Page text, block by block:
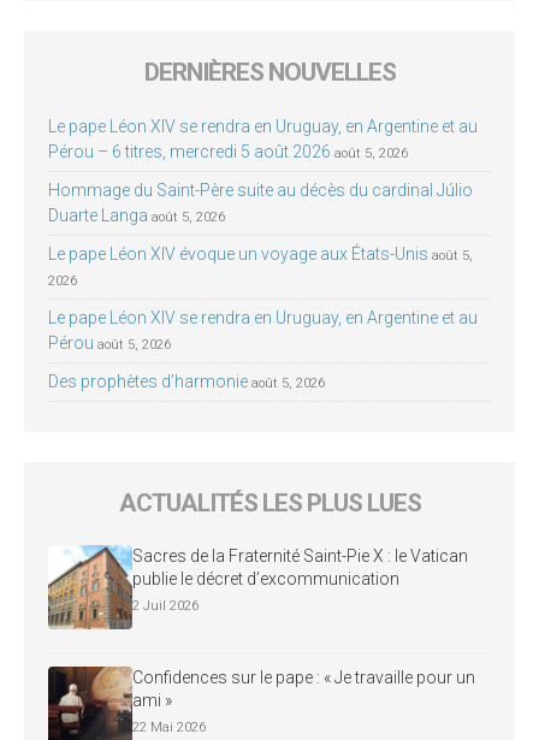
DERNIÈRES NOUVELLES
Le pape Léon XIV se rendra en Uruguay, en Argentine et au
Pérou – 6 titres, mercredi 5 août 2026 août 5, 2026
Hommage du Saint-Père suite au décès du cardinal Júlio
Duarte Langa août 5, 2026
Le pape Léon XIV évoque un voyage aux États-Unis août 5,
2026
Le pape Léon XIV se rendra en Uruguay, en Argentine et au
Pérou août 5, 2026
Des prophètes d’harmonie août 5, 2026
ACTUALITÉS LES PLUS LUES
Sacres de la Fraternité Saint-Pie X : le Vatican
publie le décret d’excommunication
2 Juil 2026
Confidences sur le pape : « Je travaille pour un
ami »
22 Mai 2026